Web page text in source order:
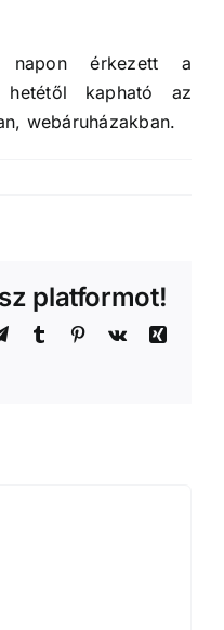
érkezett a
kapható az
webáruházakban.
platformot!
TelegramTumblr Pinterest
Vk
Xing